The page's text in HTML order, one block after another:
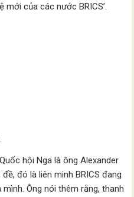
của các nước BRICS’.
hội Nga là ông Alexander
đó là liên minh BRICS đang
Ông nói thêm rằng, thanh